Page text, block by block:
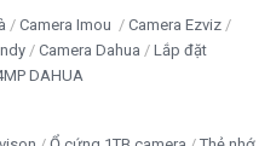
Camera Imou
Camera Ezviz
Camera Dahua
Lắp đặt
DAHUA